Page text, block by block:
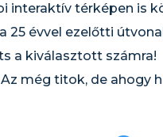
interaktív térképen is
25 évvel ezelőtti
a kiválasztott számra!
még titok, de ahogy